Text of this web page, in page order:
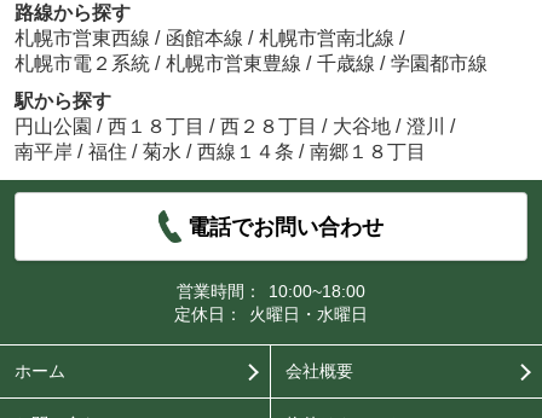
路線から探す
札幌市営東西線 / 函館本線 / 札幌市営南北線 /
札幌市電２系統 / 札幌市営東豊線 / 千歳線 / 学園都市線
駅から探す
円山公園 / 西１８丁目 / 西２８丁目 / 大谷地 / 澄川
/
南平岸 / 福住 / 菊水 / 西線１４条 / 南郷１８丁目
電話でお問い合わせ
営業時間：
10:00~18:00
定休日：
火曜日・水曜日
ホーム 会社概要